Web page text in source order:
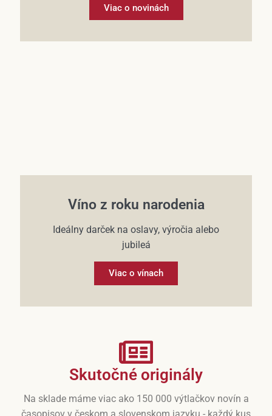
Viac o novinách
Víno z roku narodenia
Ideálny darček na oslavy, výročia alebo
jubileá
Viac o vínach
Skutočné originály
Na sklade máme viac ako 150 000 výtlačkov novín a
časopisov v českom a slovenskom jazyku - každý kus